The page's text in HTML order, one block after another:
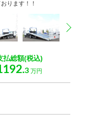
ります！！
払総額(税込)
3 万円